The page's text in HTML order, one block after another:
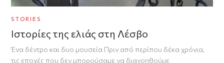
STORIES
Ιστορίες της ελιάς στη Λέσβο
Ένα δέντρο και δυο μουσεία Πριν από περίπου δέκα χρόνια,
τις εποχές που δεν μπορούσαμε να διανοηθούμε